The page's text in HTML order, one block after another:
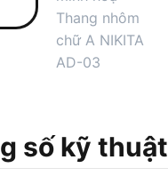
số kỹ thuật